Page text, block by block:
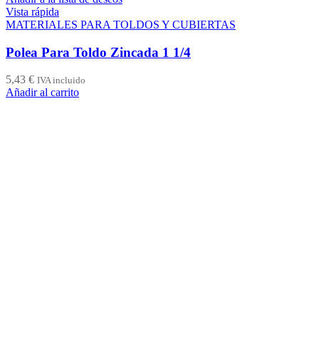
Vista rápida
MATERIALES PARA TOLDOS Y CUBIERTAS
Polea Para Toldo Zincada 1 1/4
5,43 € IVA incluido
Añadir al carrito